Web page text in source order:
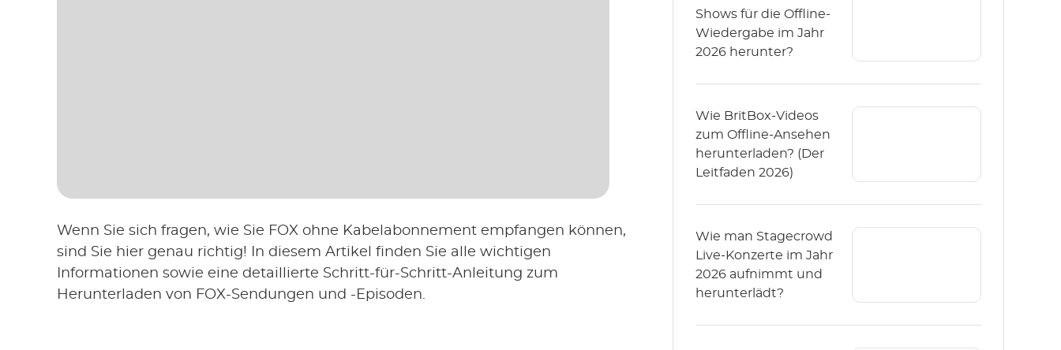
Wenn Sie sich fragen, wie Sie FOX ohne Kabelabonnement empfangen können,
sind Sie hier genau richtig! In diesem Artikel finden Sie alle wichtigen
Informationen sowie eine detaillierte Schritt-für-Schritt-Anleitung zum
Herunterladen von FOX-Sendungen und -Episoden.
Shows für die Offline-
Wiedergabe im Jahr
2026 herunter?
Wie BritBox-Videos
zum Offline-Ansehen
herunterladen? (Der
Leitfaden 2026)
Wie man Stagecrowd
Live-Konzerte im Jahr
2026 aufnimmt und
herunterlädt?